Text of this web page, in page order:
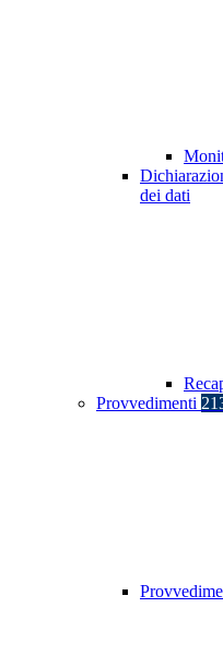
dei dati
Provvedimenti